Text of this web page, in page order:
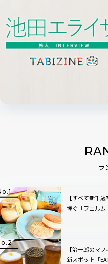
ラ
【すべて新千
捧ぐ「フェルム
【治一郎のマ
新スポット「